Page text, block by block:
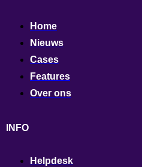
Home
Nieuws
Cases
Features
Over ons
INFO
Helpdesk